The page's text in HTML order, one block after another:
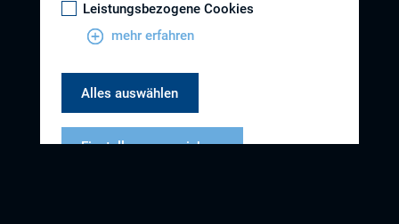
Leistungsbezogene Cookies
mehr erfahren
Alles auswählen
Einstellungen speichern